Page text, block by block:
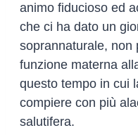
animo fiducioso ed
che ci ha dato un
soprannaturale, non
funzione materna
questo tempo in cui
compiere con più
salutifera.